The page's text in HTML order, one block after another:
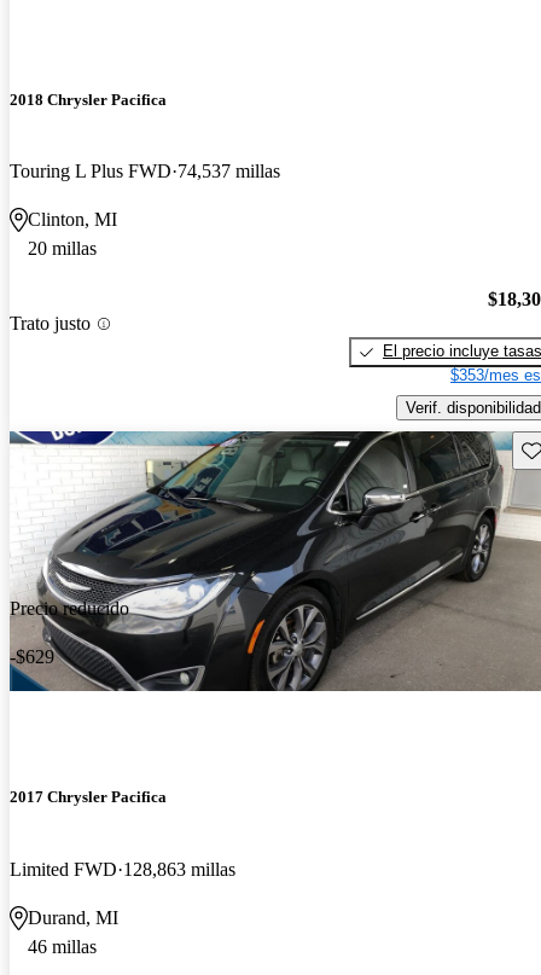
2018 Chrysler Pacifica
Touring L Plus FWD 74,537 millas
Clinton, MI
20 millas
Trato justo
El precio incluye tasas
$353/mes
Verif. disponibilidad
Precio reducido
-$629
2017 Chrysler Pacifica
Limited FWD 128,863 millas
Durand, MI
46 millas